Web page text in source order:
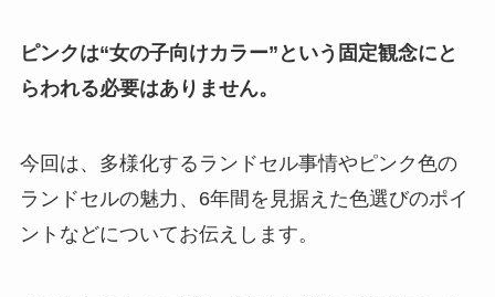
ピンクは“女の子向けカラー”という固定観念にと
らわれる必要はありません。
今回は、多様化するランドセル事情やピンク色の
ランドセルの魅力、6年間を見据えた色選びのポイ
ントなどについてお伝えします。